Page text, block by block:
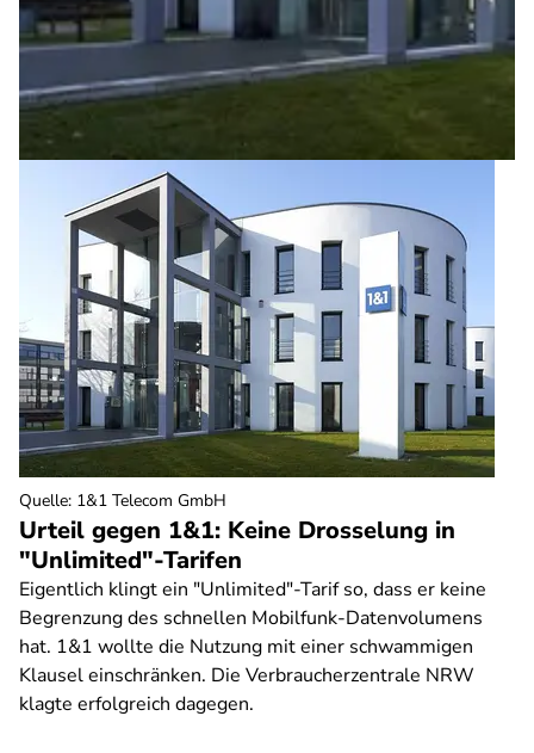
Urteil gegen 1&1: Keine Drosselung in
"Unlimited"-Tarifen
Eigentlich klingt ein "Unlimited"-Tarif so, dass er keine
Begrenzung des schnellen Mobilfunk-Datenvolumens
hat. 1&1 wollte die Nutzung mit einer schwammigen
Klausel einschränken. Die Verbraucherzentrale NRW
klagte erfolgreich dagegen.
Quelle: 1&1 Telecom GmbH